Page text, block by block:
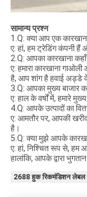
सामान्य प्रश्न
1.Q: क्या आप एक
ए: हां, हम ट्रेडिंग कंपनी हैं
2.Q: आपका कारखाना
ए: हमारा कारखाना
है, आप शांग है हवाई अड्डे
3.Q: आपका मुख्य बाजार
ए: हाल के वर्षों में, हमारे
4.Q: आपके उत्पादों का
ए: आमतौर पर, आपकी खरीद
है।
5.Q: क्या मुझे आपके
ए: हां, निश्चित रूप से, हम
हालांकि, आपके द्वारा
2688 हुक रिकमंडिशन लेबल